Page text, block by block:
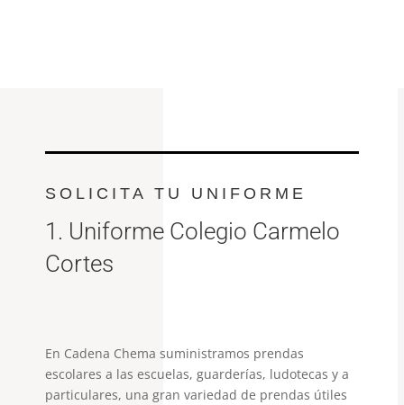
SOLICITA TU UNIFORME
1. Uniforme Colegio Carmelo
Cortes
En Cadena Chema suministramos prendas
escolares a las escuelas, guarderías, ludotecas y a
particulares, una gran variedad de prendas útiles